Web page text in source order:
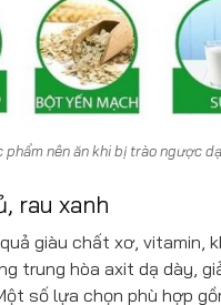
phẩm nên ăn khi bị trào ngược
rau xanh
giàu chất xơ, vitamin,
trung hòa axit dạ dày,
số lựa chọn phù hợp